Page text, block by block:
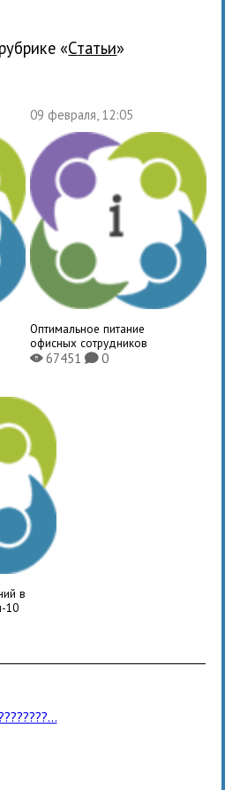
« Статьи»
09 февраля, 12:05
Оптимальное питание
офисных сотрудников
X67451 K0
в
10